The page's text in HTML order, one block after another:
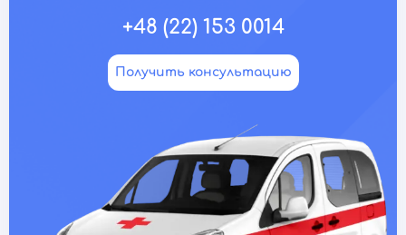
+48 (22) 153 0014
Получить консультацию